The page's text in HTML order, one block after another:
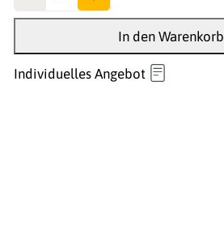
In den Warenkorb
Individuelles Angebot